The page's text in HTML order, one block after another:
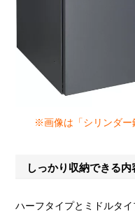
※画像は「シリンダー
しっかり収納できる内
ハーフタイプとミドルタ